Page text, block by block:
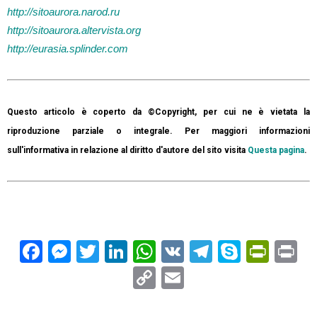
http://sitoaurora.narod.ru
http://sitoaurora.altervista.org
http://eurasia.splinder.com
Questo articolo è coperto da ©Copyright, per cui ne è vietata la
riproduzione parziale o integrale. Per maggiori informazioni
sull'informativa in relazione al diritto d'autore del sito visita Questa pagina.
Facebook
Messenger
TwitterLinkedIn
WhatsApp
VK Telegram
Skype
Copy